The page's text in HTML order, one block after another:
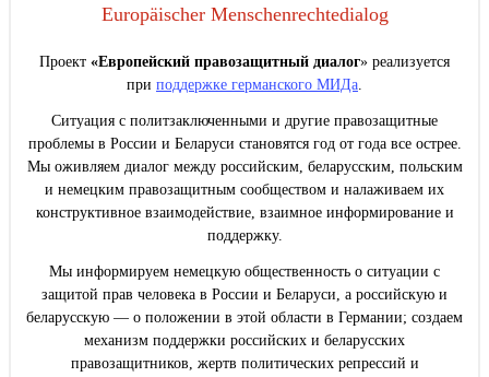
Europäischer Menschenrechtedialog
Проект «Европейский правозащитный диалог» реализуется
при поддержке германского МИДа.
Ситуация с политзаключенными и другие правозащитные
проблемы в России и Беларуси становятся год от года все острее.
Мы оживляем диалог между российским, беларусским, польским
и немецким правозащитным сообществом и налаживаем их
конструктивное взаимодействие, взаимное информирование и
поддержку.
Мы информируем немецкую общественность о ситуации с
защитой прав человека в России и Беларуси, а российскую и
беларусскую — о положении в этой области в Германии; создаем
механизм поддержки российских и беларусских
правозащитников, жертв политических репрессий и